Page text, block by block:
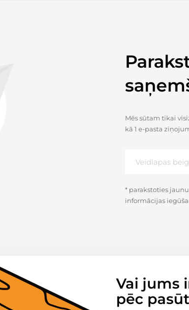
Mēs sūtam tikai
kā 1 e-pasta
* parakstoties
informācijas
Vai jums
pēc